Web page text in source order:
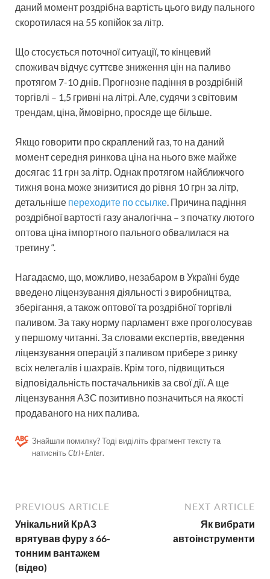
даний момент роздрібна вартість цього виду пального
скоротилася на 55 копійок за літр.
Що стосується поточної ситуації, то кінцевий
споживач відчує суттєве зниження цін на паливо
протягом 7-10 днів. Прогнозне падіння в роздрібній
торгівлі – 1,5 гривні на літрі. Але, судячи з світовим
трендам, ціна, ймовірно, просяде ще більше.
Якщо говорити про скраплений газ, то на даний
момент середня ринкова ціна на нього вже майже
досягає 11 грн за літр. Однак протягом найближчого
тижня вона може знизитися до рівня 10 грн за літр,
детальніше переходите по ссылке. Причина падіння
роздрібної вартості газу аналогічна – з початку лютого
оптова ціна імпортного пального обвалилася на
третину “.
Нагадаємо, що, можливо, незабаром в Україні буде
введено ліцензування діяльності з виробництва,
зберігання, а також оптової та роздрібної торгівлі
паливом. За таку норму парламент вже проголосував
у першому читанні. За словами експертів, введення
ліцензування операцій з паливом прибере з ринку
всіх нелегалів і шахраїв. Крім того, підвищиться
відповідальність постачальників за свої дії. А ще
ліцензування АЗС позитивно позначиться на якості
продаваного на них палива.
Знайшли помилку? Тоді виділіть фрагмент тексту та
натисніть Ctrl+Enter.
PREVIOUS ARTICLE
Унікальний КрАЗ
врятував фуру з 66-
тонним вантажем
(відео)
NEXT ARTICLE
Як вибрати
автоінструменти